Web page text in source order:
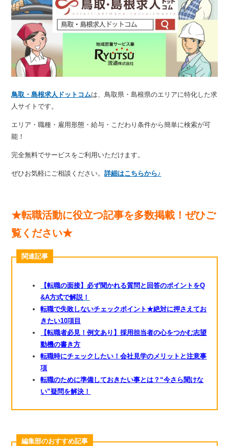
鳥取・島根求人ドットコムは、鳥取県・島根県のエリアに特化した求
人サイトです。
エリア・職種・雇用形態・給与・こだわり条件から簡単に検索が可
能！
完全無料でサービスをご利用いただけます。
ぜひお気軽にご相談ください。詳細はこちらから♪
★転職活動に役立つ記事を多数掲載！ぜひご
覧ください★
関連記事
【転職の面接】必ず聞かれる質問と回答のポイントをQ
&A方式で解説！
転職で失敗しないチェックポイント★絶対に押さえてお
きたい10項目
【転職者必見！例文あり】採用担当者の心をつかむ志望
動機の書き方
転職時にチェックしたい！会社見学のメリットと注意事
項
転職のために準備しておきたい事とは？“今さら聞けな
い”疑問を解決！
編集部のおすすめ記事